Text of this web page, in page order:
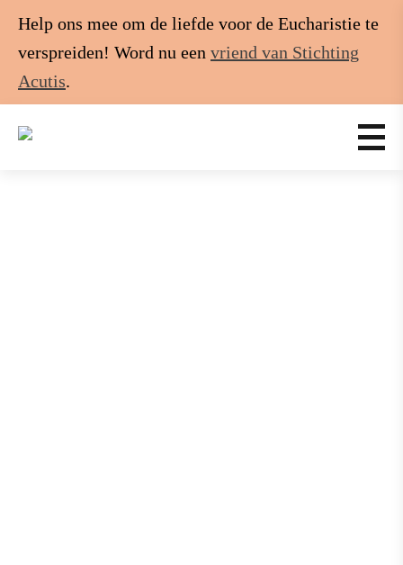
Help ons mee om de liefde voor de Eucharistie te
verspreiden! Word nu een vriend van Stichting
Acutis.